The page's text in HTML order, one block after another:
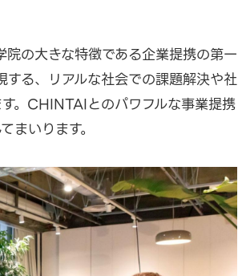
の大きな特徴である企業提携の第一
る、リアルな社会での課題解決や社
。CHINTAIとのパワフルな事業提携
まいります。